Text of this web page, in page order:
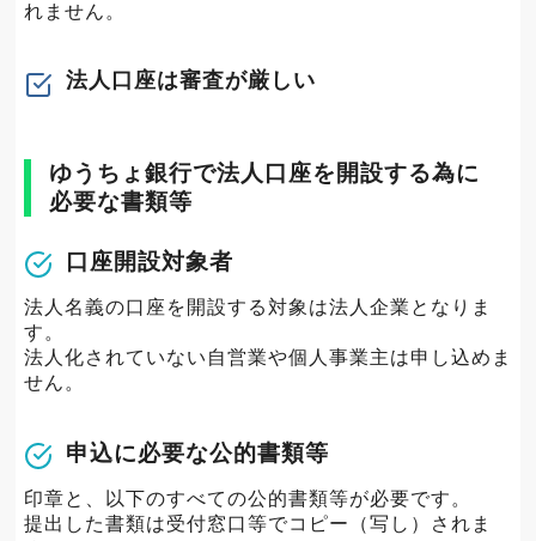
れません。
法人口座は審査が厳しい
ゆうちょ銀行で法人口座を開設する為に
必要な書類等
口座開設対象者
法人名義の口座を開設する対象は法人企業となりま
す。
法人化されていない自営業や個人事業主は申し込めま
せん。
申込に必要な公的書類等
印章と、以下のすべての公的書類等が必要です。
提出した書類は受付窓口等でコピー（写し）されま